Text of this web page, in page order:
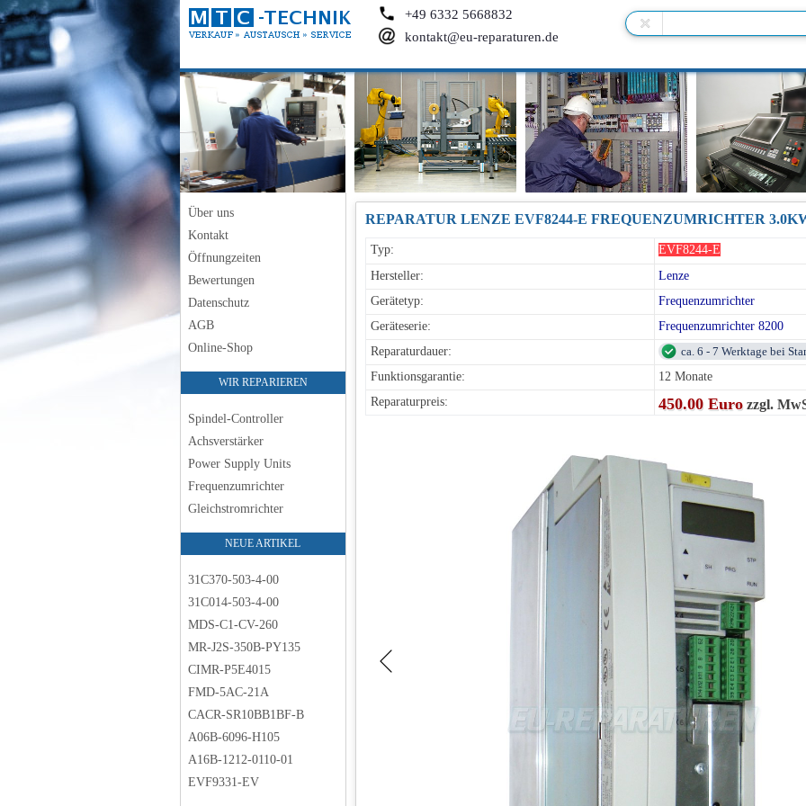
+49 6332 5668832
kontakt@eu-reparaturen.de
Über uns
Kontakt
Öffnungzeiten
Bewertungen
Datenschutz
AGB
Online-Shop
WIR REPARIEREN
Spindel-Controller
Achsverstärker
Power Supply Units
Frequenzumrichter
Gleichstromrichter
NEUE ARTIKEL
31C370-503-4-00
31C014-503-4-00
MDS-C1-CV-260
MR-J2S-350B-PY135
CIMR-P5E4015
FMD-5AC-21A
CACR-SR10BB1BF-B
A06B-6096-H105
A16B-1212-0110-01
EVF9331-EV
REPARATUR LENZE EVF8244-E FREQUENZUMRICHTER
Typ:
EVF8244-E
Hersteller:
Lenze
Gerätetyp:
Frequenzumrichter
Geräteserie:
Frequenzumrichter 8200
Reparaturdauer:
ca. 6 - 7 Werktage bei
Funktionsgarantie:
12 Monate
Reparaturpreis:
450.00 Eurozzgl.